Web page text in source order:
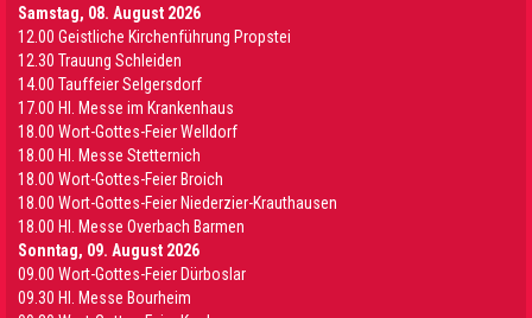
Samstag, 08. August 2026
12.00 Geistliche Kirchenführung Propstei
12.30 Trauung Schleiden
14.00 Tauffeier Selgersdorf
17.00 Hl. Messe im Krankenhaus
18.00 Wort-Gottes-Feier Welldorf
18.00 Hl. Messe Stetternich
18.00 Wort-Gottes-Feier Broich
18.00 Wort-Gottes-Feier Niederzier-Krauthausen
18.00 Hl. Messe Overbach Barmen
Sonntag, 09. August 2026
09.00 Wort-Gottes-Feier Dürboslar
09.30 HI. Messe Bourheim